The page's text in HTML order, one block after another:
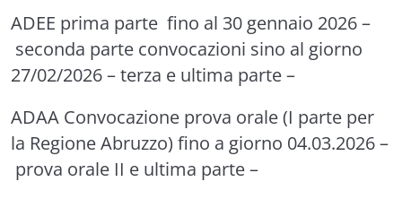
ADEE prima parte fino al 30 gennaio 2026 –
seconda parte convocazioni sino al giorno
27/02/2026 –terza e ultima parte–
ADAA Convocazione prova orale (I parte per
la Regione Abruzzo) fino a giorno 04.03.2026 –
prova orale II e ultima parte–